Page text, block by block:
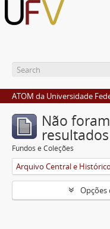
ATOM da Universidade
Não
resultados
Fundos e Coleções
Opções